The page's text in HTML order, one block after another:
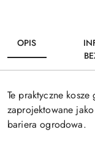
OPIS
Te praktyczne
zaprojektowane
bariera ogrodowa.